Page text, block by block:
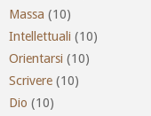
Massa (10)
Intellettuali (10)
Orientarsi (10)
Scrivere (10)
Dio (10)